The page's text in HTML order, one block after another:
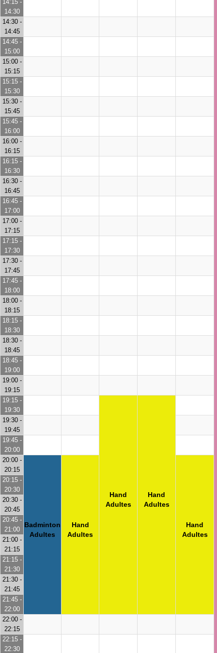
14:15 -
14:30
14:30 -
14:45
14:45 -
15:00
15:00 -
15:15
15:15 -
15:30
15:30 -
15:45
15:45 -
16:00
16:00 -
16:15
16:15 -
16:30
16:30 -
16:45
16:45 -
17:00
17:00 -
17:15
17:15 -
17:30
17:30 -
17:45
17:45 -
18:00
18:00 -
18:15
18:15 -
18:30
18:30 -
18:45
18:45 -
19:00
19:00 -
19:15
19:15 -
19:30
Hand
Adultes
Hand
Adultes
19:30 -
19:45
19:45 -
20:00
20:00 -
20:15
Badminton
Adultes
Hand
Adultes
Hand
Adultes
20:15 -
20:30
20:30 -
20:45
20:45 -
21:00
21:00 -
21:15
21:15 -
21:30
21:30 -
21:45
21:45 -
22:00
22:00 -
22:15
22:15 -
22:30